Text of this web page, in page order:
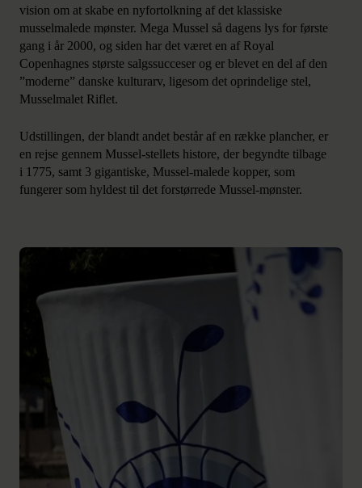
vision om at skabe en nyfortolkning af det klassiske
musselmalede mønster. Mega Mussel så dagens lys for første
gang i år 2000, og siden har det været en af Royal
Copenhagnes største salgssucceser og er blevet en del af den
”moderne” danske kulturarv, ligesom det oprindelige stel,
Musselmalet Riflet.
Udstillingen, der blandt andet består af en række plancher, er
en rejse gennem Mussel-stellets histore, der begyndte tilbage
i 1775, samt 3 gigantiske, Mussel-malede kopper, som
fungerer som hyldest til det forstørrede Mussel-mønster.